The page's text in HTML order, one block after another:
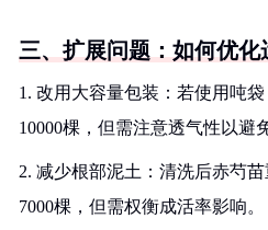
三、扩展问题：如何优化
1. 改用大容量包装：若使用吨
10000棵，但需注意透气性以避
2. 减少根部泥土：清洗后赤芍
7000棵，但需权衡成活率影响。